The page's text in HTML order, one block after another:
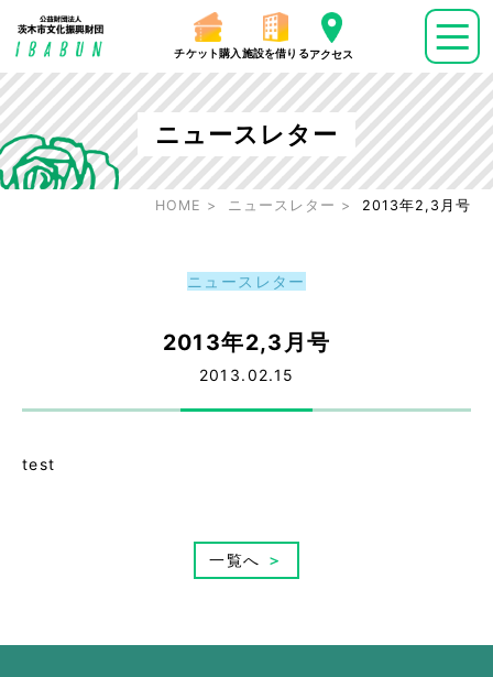
チケット購入 施設を借りるアクセス
ニュースレター
HOME ニュースレター 2013年2,3月号
ニュースレター
2013年2,3月号
2013.02.15
test
一覧へ ＞